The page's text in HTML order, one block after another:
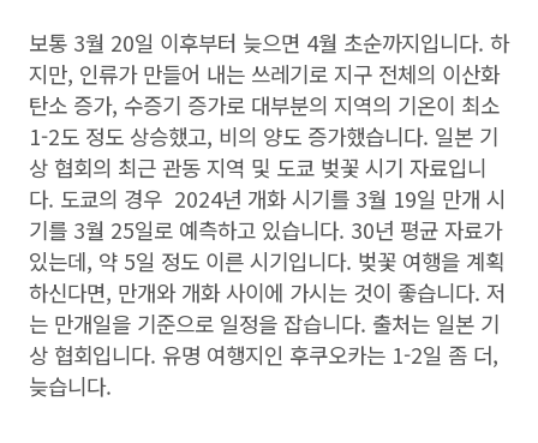
보통 3월 20일 이후부터 늦으면 4월 초순까지입니다. 하
지만, 인류가 만들어 내는 쓰레기로 지구 전체의 이산화
탄소 증가, 수증기 증가로 대부분의 지역의 기온이 최소
1-2도 정도 상승했고, 비의 양도 증가했습니다. 일본 기
상 협회의 최근 관동 지역 및 도쿄 벚꽃 시기 자료입니
다. 도쿄의 경우 2024년 개화 시기를 3월 19일 만개 시
기를 3월 25일로 예측하고 있습니다. 30년 평균 자료가
있는데, 약 5일 정도 이른 시기입니다. 벚꽃 여행을 계획
하신다면, 만개와 개화 사이에 가시는 것이 좋습니다. 저
는 만개일을 기준으로 일정을 잡습니다. 출처는 일본 기
상 협회입니다. 유명 여행지인 후쿠오카는 1-2일 좀 더,
늦습니다.